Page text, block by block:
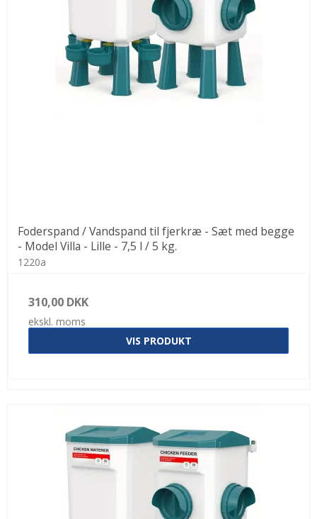
Foderspand / Vandspand til fjerkræ - Sæt med begge
- Model Villa - Lille - 7,5 l / 5 kg.
1220a
310,00 DKK
ekskl. moms
VIS PRODUKT